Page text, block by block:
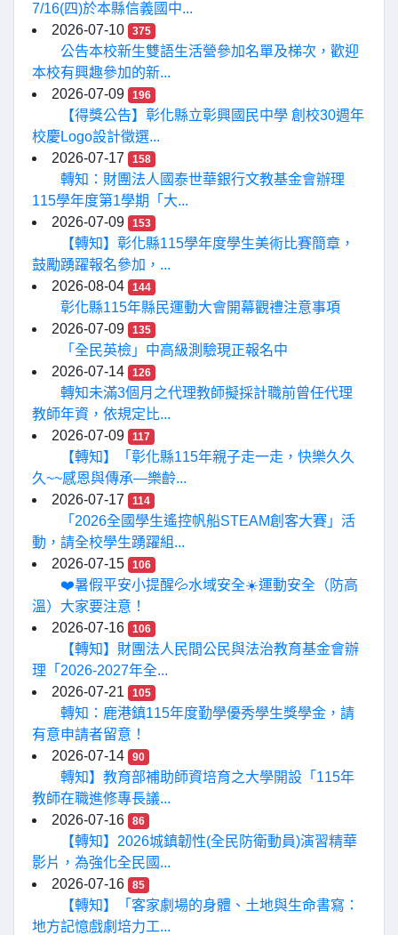
7/16(四)於本縣信義國中...
2026-07-10
375
公告本校新生雙語生活營參加名單及梯次，歡迎
本校有興趣參加的新...
2026-07-09
196
【得獎公告】彰化縣立彰興國民中學 創校30週年
校慶Logo設計徵選...
2026-07-17
158
轉知：財團法人國泰世華銀行文教基金會辦理
115學年度第1學期「大...
2026-07-09
153
【轉知】彰化縣115學年度學生美術比賽簡章，
鼓勵踴躍報名參加，...
2026-08-04
144
彰化縣115年縣民運動大會開幕觀禮注意事項
2026-07-09
135
「全民英檢」中高級測驗現正報名中
2026-07-14
126
轉知未滿3個月之代理教師擬採計職前曾任代理
教師年資，依規定比...
2026-07-09
117
【轉知】「彰化縣115年親子走一走，快樂久久
久~~感恩與傳承—樂齡...
2026-07-17
114
「2026全國學生遙控帆船STEAM創客大賽」活
動，請全校學生踴躍組...
2026-07-15
106
❤️暑假平安小提醒💦水域安全☀️運動安全（防高
溫）大家要注意！
2026-07-16
106
【轉知】財團法人民間公民與法治教育基金會辦
理「2026-2027年全...
2026-07-21
105
轉知：鹿港鎮115年度勤學優秀學生獎學金，請
有意申請者留意！
2026-07-14
90
轉知】教育部補助師資培育之大學開設「115年
教師在職進修專長議...
2026-07-16
86
【轉知】2026城鎮韌性(全民防衛動員)演習精華
影片，為強化全民國...
2026-07-16
85
【轉知】「客家劇場的身體、土地與生命書寫：
地方記憶戲劇培力工...